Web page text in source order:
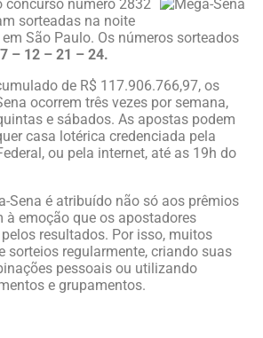
concurso número 2832
sorteadas na noite
São Paulo. Os números sorteados
– 12 – 21 – 24.
de R$ 117.906.766,97, os
ocorrem três vezes por semana,
e sábados. As apostas podem
casa lotérica credenciada pela
ou pela internet, até as 19h do
Sena é atribuído não só aos prêmios
à emoção que os apostadores
resultados. Por isso, muitos
sorteios regularmente, criando suas
pessoais ou utilizando
e grupamentos.